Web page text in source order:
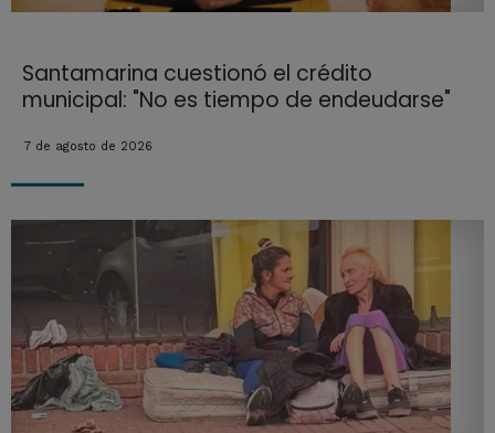
Santamarina cuestionó el crédito
municipal: "No es tiempo de endeudarse"
7 de agosto de 2026